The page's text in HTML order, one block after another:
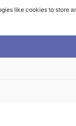
like cookies to store